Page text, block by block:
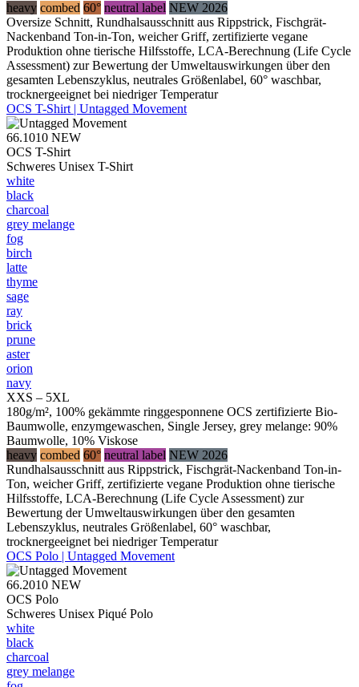
heavy combed 60° neutral label NEW 2026
Oversize Schnitt, Rundhalsausschnitt aus Rippstrick, Fischgrät-
Nackenband Ton-in-Ton, weicher Griff, zertifizierte vegane
Produktion ohne tierische Hilfsstoffe, LCA-Berechnung (Life Cycle
Assessment) zur Bewertung der Umweltauswirkungen über den
gesamten Lebenszyklus, neutrales Größenlabel, 60° waschbar,
trocknergeeignet bei niedriger Temperatur
OCS T-Shirt | Untagged Movement
66.1010 NEW
OCS T-Shirt
Schweres Unisex T-Shirt
white
black
charcoal
grey melange
fog
birch
latte
thyme
sage
ray
brick
prune
aster
orion
navy
XXS – 5XL
180g/m², 100% gekämmte ringgesponnene OCS zertifizierte Bio-
Baumwolle, enzymgewaschen, Single Jersey, grey melange: 90%
Baumwolle, 10% Viskose
heavy combed 60° neutral label NEW 2026
Rundhalsausschnitt aus Rippstrick, Fischgrät-Nackenband Ton-in-
Ton, weicher Griff, zertifizierte vegane Produktion ohne tierische
Hilfsstoffe, LCA-Berechnung (Life Cycle Assessment) zur
Bewertung der Umweltauswirkungen über den gesamten
Lebenszyklus, neutrales Größenlabel, 60° waschbar,
trocknergeeignet bei niedriger Temperatur
OCS Polo | Untagged Movement
66.2010 NEW
OCS Polo
Schweres Unisex Piqué Polo
white
black
charcoal
grey melange